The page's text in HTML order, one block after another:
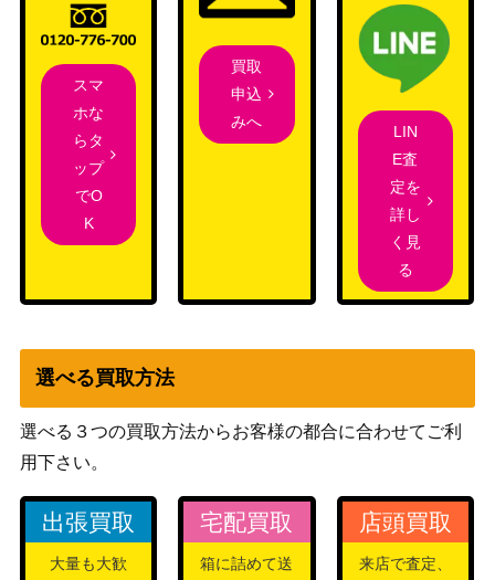
グルーシャ（SAR）【SV2
P 095/071】
スカーレット＆バイオ
レット
（[SV2P]スノーハザー
ド）
1,500
ポケモンセンターのお姉さ
ん（SR）【PROMO 069/
10,000
ベリーラ（HR）【S10D 0
（タイムゲイザー）
レックウザGX（HR）【S
サン&ムーン
シロナ（エクストラバトル
の日）【PROMO 155/S-
日）
ラプラスGX（HR）【SM1
アルセウス＆ディアルガ＆
パルキア（HR）【SM12 1
12/095】
サン&ムーン
（オルタージェネシ
ス）
2,400
スマ
ホな
らタ
ップ
でO
K
買取
申込
みへ
LIN
E査
定を
詳し
く見
る
選べる買取方法
選べる３つの買取方法からお客様の都合に合わせてご利
用下さい。
出張買取
大量も大歓
宅配買取
箱に詰めて送
店頭買取
来店で査定、